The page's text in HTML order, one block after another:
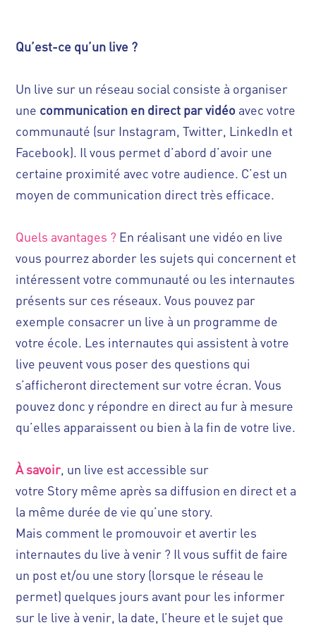
Qu’est-ce qu’un live ?
Un live sur un réseau social consiste à organiser
une communication en direct par vidéo avec votre
communauté (sur Instagram, Twitter, LinkedIn et
Facebook). Il vous permet d’abord d’avoir une
certaine proximité avec votre audience. C’est un
moyen de communication direct très efficace.
Quels avantages ? En réalisant une vidéo en live
vous pourrez aborder les sujets qui concernent et
intéressent votre communauté ou les internautes
présents sur ces réseaux. Vous pouvez par
exemple consacrer un live à un programme de
votre école. Les internautes qui assistent à votre
live peuvent vous poser des questions qui
s’afficheront directement sur votre écran. Vous
pouvez donc y répondre en direct au fur à mesure
qu’elles apparaissent ou bien à la fin de votre live.
À savoir, un live est accessible sur
votre Story même après sa diffusion en direct et a
la même durée de vie qu’une story.
Mais comment le promouvoir et avertir les
internautes du live à venir ? Il vous suffit de faire
un post et/ou une story (lorsque le réseau le
permet) quelques jours avant pour les informer
sur le live à venir, la date, l’heure et le sujet que